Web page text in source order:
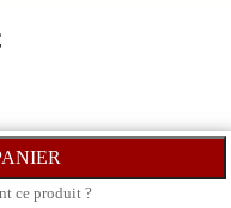
ce produit ?